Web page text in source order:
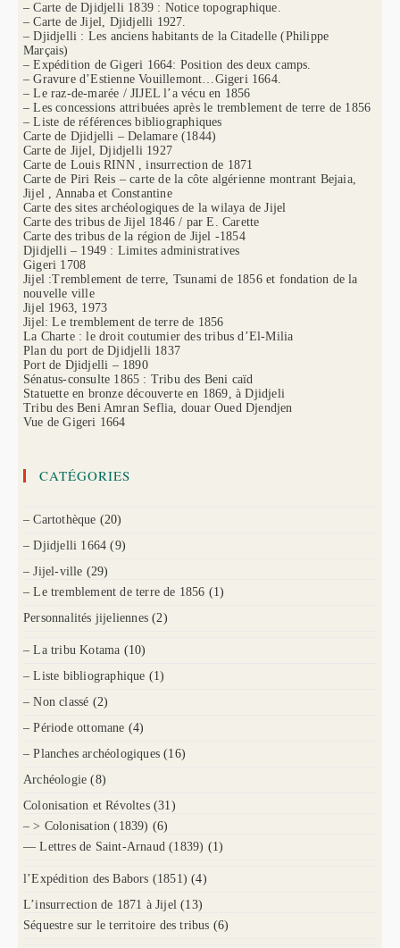
– Carte de Djidjelli 1839 : Notice topographique.
– Carte de Jijel, Djidjelli 1927.
– Djidjelli : Les anciens habitants de la Citadelle (Philippe
Marçais)
– Expédition de Gigeri 1664: Position des deux camps.
– Gravure d’Estienne Vouillemont…Gigeri 1664.
– Le raz-de-marée / JIJEL l’a vécu en 1856
– Les concessions attribuées après le tremblement de terre de 1856
– Liste de références bibliographiques
Carte de Djidjelli – Delamare (1844)
Carte de Jijel, Djidjelli 1927
Carte de Louis RINN , insurrection de 1871
Carte de Piri Reis – carte de la côte algérienne montrant Bejaia,
Jijel , Annaba et Constantine
Carte des sites archéologiques de la wilaya de Jijel
Carte des tribus de Jijel 1846 / par E. Carette
Carte des tribus de la région de Jijel -1854
Djidjelli – 1949 : Limites administratives
Gigeri 1708
Jijel :Tremblement de terre, Tsunami de 1856 et fondation de la
nouvelle ville
Jijel 1963, 1973
Jijel: Le tremblement de terre de 1856
La Charte : le droit coutumier des tribus d’El-Milia
Plan du port de Djidjelli 1837
Port de Djidjelli – 1890
Sénatus-consulte 1865 : Tribu des Beni caïd
Statuette en bronze découverte en 1869, à Djidjeli
Tribu des Beni Amran Seflia, douar Oued Djendjen
Vue de Gigeri 1664
CATÉGORIES
– Cartothèque (20)
– Djidjelli 1664 (9)
– Jijel-ville (29)
– Le tremblement de terre de 1856 (1)
Personnalités jijeliennes (2)
– La tribu Kotama (10)
– Liste bibliographique (1)
– Non classé (2)
– Période ottomane (4)
– Planches archéologiques (16)
Archéologie (8)
Colonisation et Révoltes (31)
– > Colonisation (1839) (6)
— Lettres de Saint-Arnaud (1839) (1)
l’Expédition des Babors (1851) (4)
L’insurrection de 1871 à Jijel (13)
Séquestre sur le territoire des tribus (6)